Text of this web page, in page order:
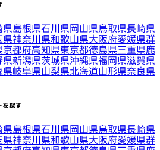
県島根県石川県岡山県鳥取県長崎県
県神奈川県和歌山県大阪府愛媛県群
京都府高知県東京都徳島県三重県鹿
県新潟県茨城県沖縄県福岡県滋賀県
県岐阜県山梨県北海道山形県奈良県
を探す
県島根県石川県岡山県鳥取県長崎県
県神奈川県和歌山県大阪府愛媛県群